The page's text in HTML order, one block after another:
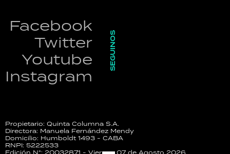
Facebook
Twitter
Youtube
Instagram
SEGUINOS
Propietario: Quinta Columna S.A.
Directora: Manuela Fernández Mendy
Domicilio: Humboldt 1493 - CABA
RNPI: 5222533
Edición N°: 20032871 - Viernes 07 de Agosto 2026